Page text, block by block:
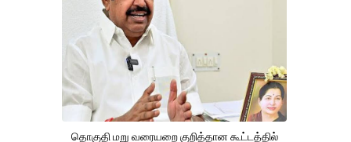
தொகுதி மறு வரையறை குறித்தான கூட்டத்தில்